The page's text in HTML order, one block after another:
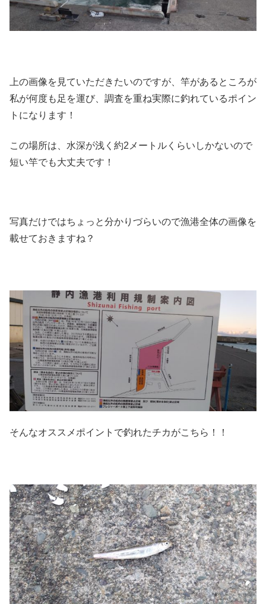
上の画像を見ていただきたいのですが、竿があるところが
私が何度も足を運び、調査を重ね実際に釣れているポイン
トになります！
この場所は、水深が浅く約2メートルくらいしかないので
短い竿でも大丈夫です！
写真だけではちょっと分かりづらいので漁港全体の画像を
載せておきますね？
そんなオススメポイントで釣れたチカがこちら！！